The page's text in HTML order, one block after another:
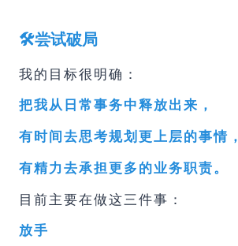
🛠尝试破局
我的目标很明确：
把我从日常事务中释放出来，
有时间去思考规划更上层的事情，
有精力去承担更多的业务职责。
目前主要在做这三件事：
放手